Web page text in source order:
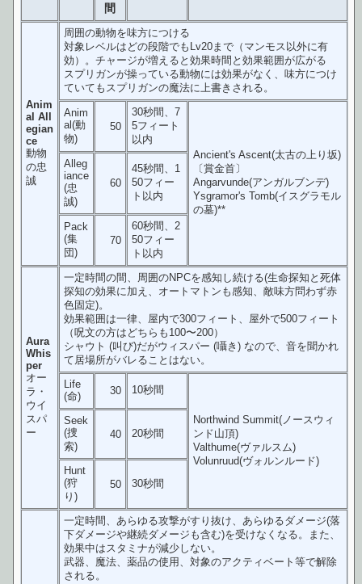
間
Anim
al All
egian
ce
動物
の忠
誠
周囲の動物を味方につける
対象レベルはどの段階でもLv20まで（マンモス以外に有
効）。チャージが増えると効果時間と効果範囲が広がる
スプリガンが操っている動物には効果がなく、味方につけ
ていてもスプリガンの魔法に上書きされる。
Anim
al(動
物)
50
30秒間、7
5フィート
以内
Ancient's Ascent(太古の上り坂)
〔賞金首〕
Angarvunde(アンガルブンデ)
Ysgramor's Tomb(イスグラモル
の墓)**
Alleg
iance
(忠
誠)
60
45秒間、1
50フィー
ト以内
Pack
(集
団)
70
60秒間、2
50フィー
ト以内
Aura
Whis
per
オー
ラ・
ウイ
スパ
ー
一定時間の間、周囲のNPCを感知し続ける(生命探知と死体
探知の効果に加え、オートマトンも感知、敵味方問わず赤
色固定)。
効果範囲は一律、屋内で300フィート、屋外で500フィート
（呪文の方はどちらも100〜200）
シャウト (叫び)だがウィスパー (囁き) なので、音を聞かれ
て居場所がバレることはない。
Life
(命)
30 10秒間
Northwind Summit(ノースウィ
ンド山頂)
Valthume(ヴァルスム)
Volunruud(ヴォルンルード)
Seek
(捜
索)
40 20秒間
Hunt
(狩
り)
50 30秒間
一定時間、あらゆる攻撃がすり抜け、あらゆるダメージ(落
下ダメージや継続ダメージも含む)を受けなくなる。また、
効果中はスタミナが減少しない。
武器、魔法、薬品の使用、対象のアクティベート等で解除
される。